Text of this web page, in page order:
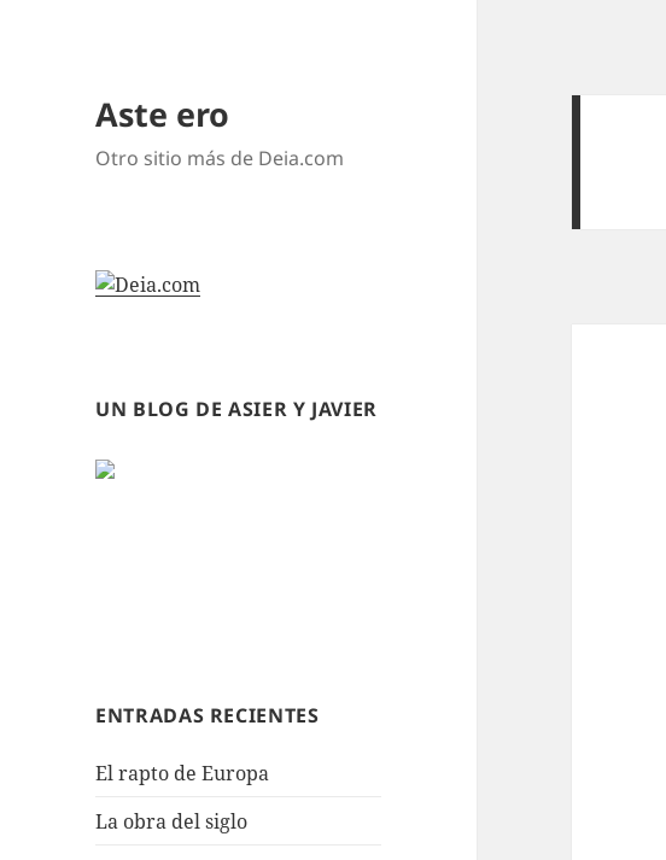
Aste ero
Otro sitio más de Deia.com
UN BLOG DE ASIER Y JAVIER
ENTRADAS RECIENTES
El rapto de Europa
La obra del siglo